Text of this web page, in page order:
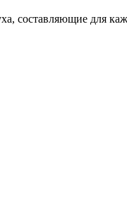
составляющие для